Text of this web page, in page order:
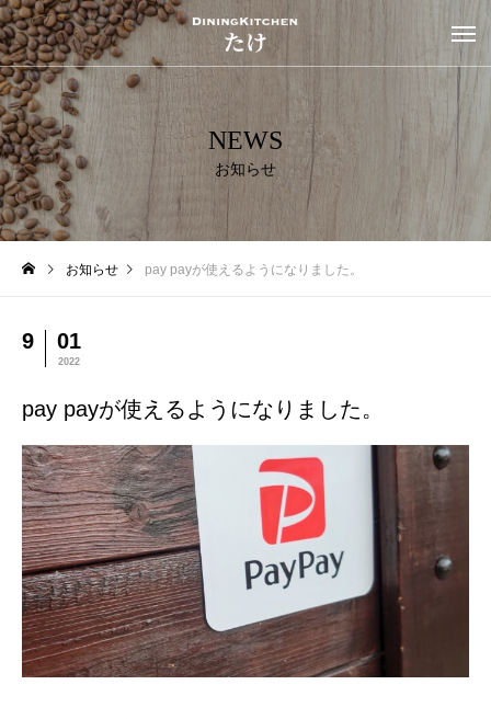
NEWS
お知らせ
お知らせ pay payが使えるようになりました。
9 01
2022
pay payが使えるようになりました。